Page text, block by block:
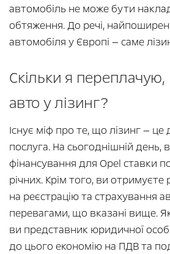
автомобіль не може бути
обтяження. До речі,
автомобіля у Європі — саме
Скільки я
авто у лізинг?
Існує міф про те, що лізинг —
послуга. На сьогоднішній день,
фінансування для Opel ставки
річних. Крім того, ви
на реєстрацію та страхування
перевагами, що вказані вище.
ви представник юридичної
до цього економію на ПДВ та